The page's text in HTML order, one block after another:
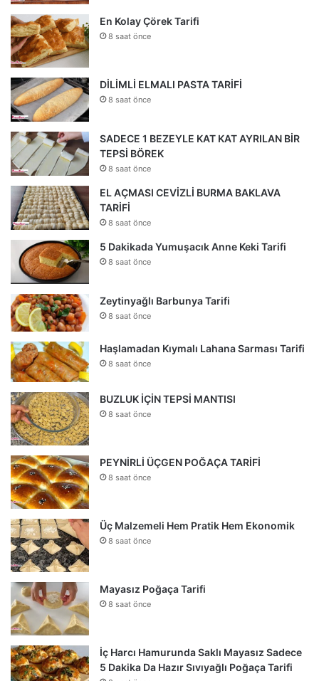
En Kolay Çörek Tarifi
8 saat önce
DİLİMLİ ELMALI PASTA TARİFİ
8 saat önce
SADECE 1 BEZEYLE KAT KAT AYRILAN BİR
TEPSİ BÖREK
8 saat önce
EL AÇMASI CEVİZLİ BURMA BAKLAVA
TARİFİ
8 saat önce
5 Dakikada Yumuşacık Anne Keki Tarifi
8 saat önce
Zeytinyağlı Barbunya Tarifi
8 saat önce
Haşlamadan Kıymalı Lahana Sarması Tarifi
8 saat önce
BUZLUK İÇİN TEPSİ MANTISI
8 saat önce
PEYNİRLİ ÜÇGEN POĞAÇA TARİFİ
8 saat önce
Üç Malzemeli Hem Pratik Hem Ekonomik
8 saat önce
Mayasız Poğaça Tarifi
8 saat önce
İç Harcı Hamurunda Saklı Mayasız Sadece
5 Dakika Da Hazır Sıvıyağlı Poğaça Tarifi